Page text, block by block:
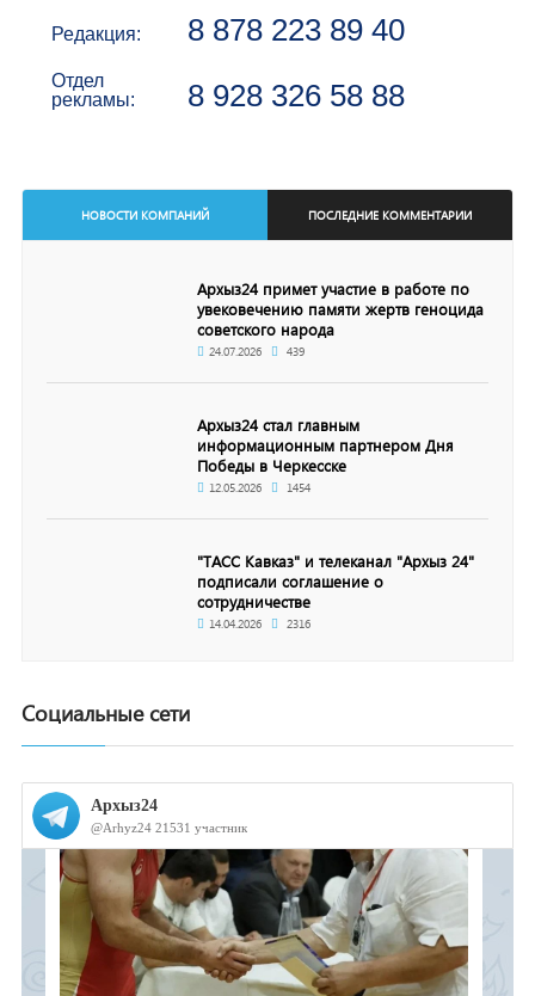
Редакция: 8 878 223 89 40
Отдел
рекламы:
8 928 326 58 88
НОВОСТИ КОМПАНИЙ ПОСЛЕДНИЕ КОММЕНТАРИИ
Архыз24 примет участие в работе по
увековечению памяти жертв геноцида
советского народа
24.07.2026 439
Архыз24 стал главным
информационным партнером Дня
Победы в Черкесске
12.05.2026 1454
"ТАСС Кавказ" и телеканал "Архыз 24"
подписали соглашение о
сотрудничестве
14.04.2026 2316
Социальные сети